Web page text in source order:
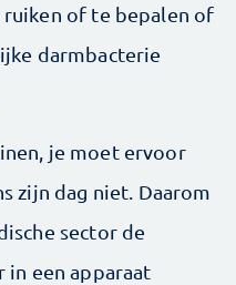
ruiken of te bepalen of
darmbacterie
je moet ervoor
zijn dag niet. Daarom
sector de
in een apparaat